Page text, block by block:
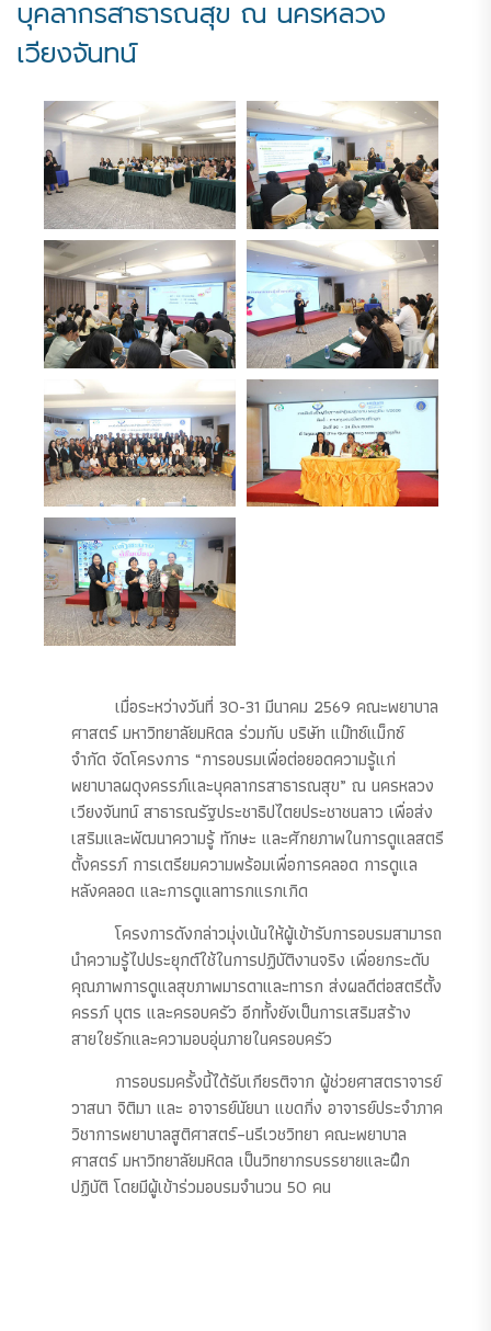
บุคลากรสาธารณสุข ณ นครหลวง
เวียงจันทน์
เมื่อระหว่างวันที่ 30-31 มีนาคม 2569 คณะพยาบาล
ศาสตร์ มหาวิทยาลัยมหิดล ร่วมกับ บริษัท แม๊ทซ์แม็กซ์
จำกัด จัดโครงการ “การอบรมเพื่อต่อยอดความรู้แก่
พยาบาลผดุงครรภ์และบุคลากรสาธารณสุข” ณ นครหลวง
เวียงจันทน์ สาธารณรัฐประชาธิปไตยประชาชนลาว เพื่อส่ง
เสริมและพัฒนาความรู้ ทักษะ และศักยภาพในการดูแลสตรี
ตั้งครรภ์ การเตรียมความพร้อมเพื่อการคลอด การดูแล
หลังคลอด และการดูแลทารกแรกเกิด
โครงการดังกล่าวมุ่งเน้นให้ผู้เข้ารับการอบรมสามารถ
นำความรู้ไปประยุกต์ใช้ในการปฏิบัติงานจริง เพื่อยกระดับ
คุณภาพการดูแลสุขภาพมารดาและทารก ส่งผลดีต่อสตรีตั้ง
ครรภ์ บุตร และครอบครัว อีกทั้งยังเป็นการเสริมสร้าง
สายใยรักและความอบอุ่นภายในครอบครัว
การอบรมครั้งนี้ได้รับเกียรติจาก ผู้ช่วยศาสตราจารย์
วาสนา จิติมา และ อาจารย์นัยนา แขดกิ่ง อาจารย์ประจำภาค
วิชาการพยาบาลสูติศาสตร์–นรีเวชวิทยา คณะพยาบาล
ศาสตร์ มหาวิทยาลัยมหิดล เป็นวิทยากรบรรยายและฝึก
ปฏิบัติ โดยมีผู้เข้าร่วมอบรมจำนวน 50 คน